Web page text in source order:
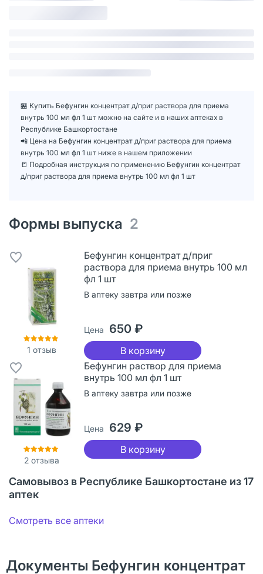
🏪 Купить Бефунгин концентрат д/приг раствора для приема
внутрь 100 мл фл 1 шт можно на сайте и в наших аптеках в
Республике Башкортостане
📲 Цена на Бефунгин концентрат д/приг раствора для приема
внутрь 100 мл фл 1 шт ниже в нашем приложении
📒 Подробная инструкция по применению Бефунгин концентрат
д/приг раствора для приема внутрь 100 мл фл 1 шт
Формы выпуска 2
1 отзыв
Бефунгин концентрат д/приг
раствора для приема внутрь 100 мл
фл 1 шт
В аптеку завтра или позже
Цена 650 ₽
В корзину
2 отзыва
Бефунгин раствор для приема
внутрь 100 мл фл 1 шт
В аптеку завтра или позже
Цена 629 ₽
В корзину
Самовывоз в Республике Башкортостане из 17
аптек
Смотреть все аптеки
Документы Бефунгин концентрат